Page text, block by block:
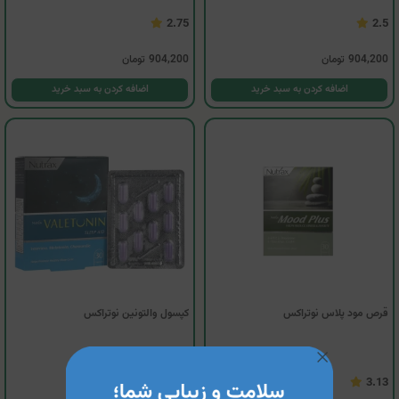
2.5
904,200 تومان
اضافه کردن به سبد خرید
2.75
904,200 تومان
اضافه کردن به سبد خرید
قرص مود پلاس نوتراکس
3.13
کپسول والتونین نوتراکس
3.17